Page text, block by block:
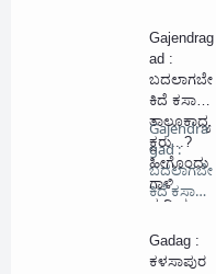
Gajendrag
ad :
ಬದಲಾಗಬೇ
ಕಿದೆ ಕಸಾಪ
ತಾಲೂಕಾಧ್ಯ
ಕ್ಷರು...?
ಹೀಗೊಂದು
ಗಾಳಿ
ಸುದ್ದಿಯ
Gajendra
gad :
ಬದಲಾಗಬೇ
ಕಿದೆ ಕಸಾಪ
Gadag :
ಕಳಸಾಪುರ